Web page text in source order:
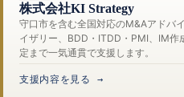
株式会社KI Strategy
守口市を含む全国対応のM&Aアドバ
イザリー、BDD・ITDD・PMI、IM作
定まで一気通貫で支援します。
支援内容を見る →